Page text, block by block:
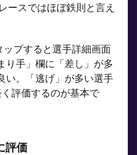
ースではほぼ鉄則と言え
プすると選手詳細画面
り手」欄に「差し」が多
い。「逃げ」が多い選手
評価するのが基本で
評価